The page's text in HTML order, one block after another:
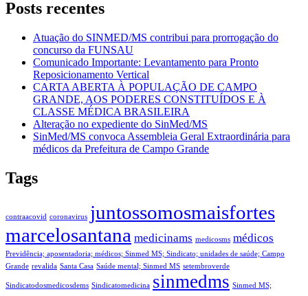
Posts recentes
Atuação do SINMED/MS contribui para prorrogação do
concurso da FUNSAU
Comunicado Importante: Levantamento para Pronto
Reposicionamento Vertical
CARTA ABERTA À POPULAÇÃO DE CAMPO
GRANDE, AOS PODERES CONSTITUÍDOS E À
CLASSE MÉDICA BRASILEIRA
Alteração no expediente do SinMed/MS
SinMed/MS convoca Assembleia Geral Extraordinária para
médicos da Prefeitura de Campo Grande
Tags
contraacovid coronavirus juntossomosmaisfortes
marcelosantana medicinams medicosms médicos
Previdência; aposentadoria; médicos; Sinmed MS; Sindicato; unidades de saúde; Campo
Grande revalida Santa Casa Saúde mental; Sinmed MS setembroverde
Sindicatodosmedicosdems Sindicatomedicina sinmedms Sinmed MS;